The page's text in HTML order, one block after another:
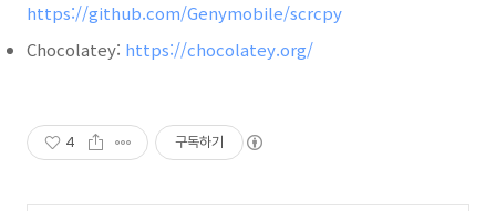
https://github.com/Genymobile/scrcpy
Chocolatey: https://chocolatey.org/
4 구독하기